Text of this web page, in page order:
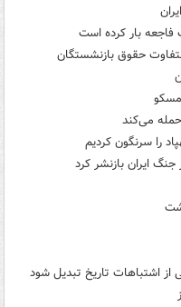
فاجعه بار کرده است
حقوق بازنشستگان
جنگ ایران بازنشر کرد
اشتباهات تاریخ تبدیل شود